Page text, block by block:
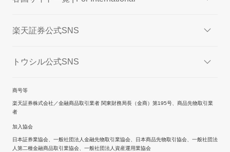
楽天証券公式SNS
トウシル公式SNS
商号等
楽天証券株式会社／金融商品取引業者 関東財務局長（金商）第195号、商品先物取引業
者
加入協会
日本証券業協会、一般社団法人金融先物取引業協会、日本商品先物取引協会、一般社団法
人第二種金融商品取引業協会、一般社団法人資産運用業協会